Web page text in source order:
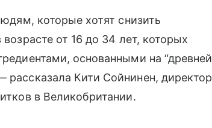
которые хотят снизить
от 16 до 34 лет, которых
основанными на “древней
Кити Сойнинен, директор
в Великобритании.